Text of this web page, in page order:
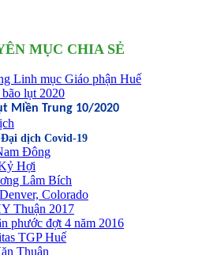
MỤC CHIA SẺ
Miền Trung 10/2020
Đại dịch Covid-19